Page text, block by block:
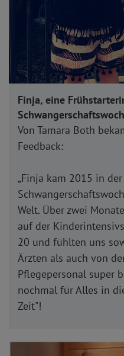
Finja, eine
Von Tamara Both
Feedback:
„Finja kam 2015 in
Welt. Über zwei
auf der
20 und fühlten uns
Ärzten als auch von
Pflegepersonal super
nochmal für Alles in
Zeit"!